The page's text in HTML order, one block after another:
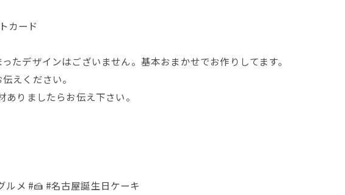
カード
たデザインはございません。基本おまかせでお作りしてます。
えください。
ありましたらお伝え下さい。
ルメ #🍰 #名古屋誕生日ケーキ